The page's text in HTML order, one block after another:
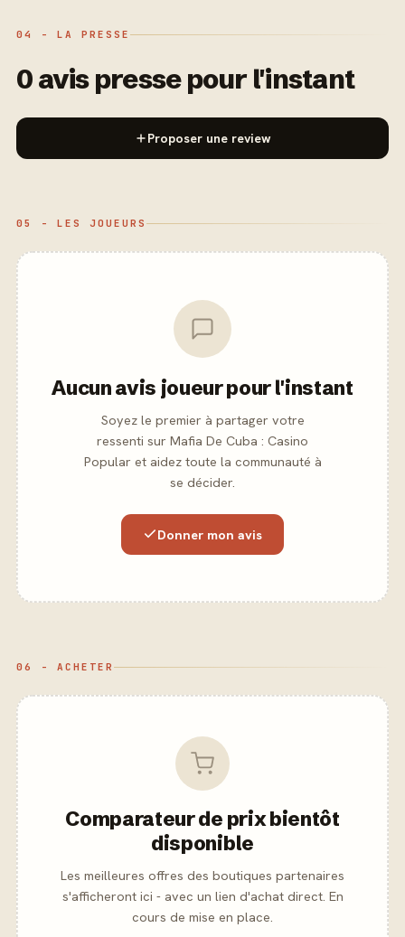
04 - LA PRESSE
0 avis presse pour l'instant
Proposer une review
05 - LES JOUEURS
Aucun avis joueur pour l'instant
Soyez le premier à partager votre
ressenti sur Mafia De Cuba : Casino
Popular et aidez toute la communauté à
se décider.
Donner mon avis
06 - ACHETER
Comparateur de prix bientôt
disponible
Les meilleures offres des boutiques partenaires
s'afficheront ici - avec un lien d'achat direct. En
cours de mise en place.